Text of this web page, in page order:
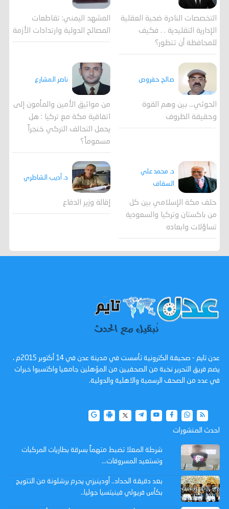
التخصصات النادرة ضحية العقلية
الإدارية التقليدية . . فكيف
للمحافظة أن تتطور؟
المشهد اليمني: تقاطعات
المصالح الدولية وارتدادات الأزمة
صالح حقروص
الحوثي... بين وهم القوة
وحقيقة الظروف
ناصر المشارع
من مواثيق الأمين والمأمون إلى
اتفاقية مكة مع تركيا : هل
يحمل التحالف التركي خنجراً
مسموماً؟
د. محمد علي
السقاف
حلف مكة الإسلامي بين كل
من باكستان وتركيا والسعودية
تساؤلات وابعاده
د. أديب الشاطري
إقالة وزير الدفاع
عدن تايم - صحيفة الكترونية تأسست في مدينة عدن في 14 أكتوبر 2015م ،
يضم فريق التحرير نخبة من الصحفيين من المؤهلين جامعيا واكتسبوا خبرات
في عدد من الصحف الرسمية والاهلية والدولية.
احدث المنشورات
شرطة المعلا تضبط متهماً بسرقة بطاريات المركبات
وتستعيد المسروقات...
بعد دقيقة الحداد.. أودينيزي يحرم برشلونة من التتويج
بكأس فريولي فينيتسيا جوليا..